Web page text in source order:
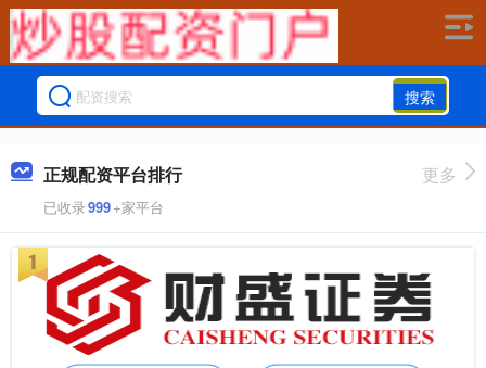
搜索
正规配资平台排行
已收录999+家平台
更多